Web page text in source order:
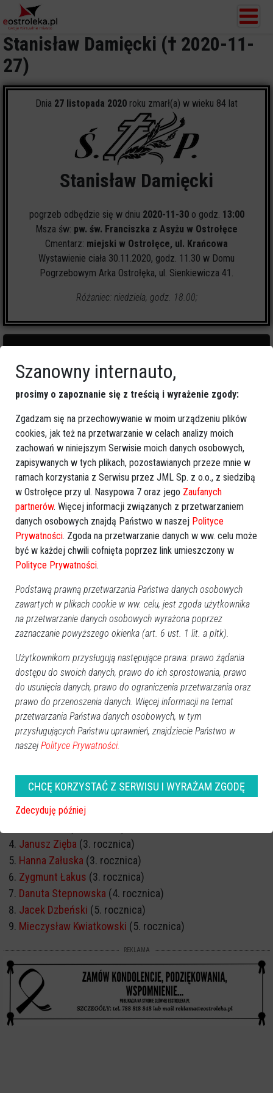
Stanisław Damięcki († 2020-11-
27)
Dnia 27 listopada 2020 roku zmarł(a) w wieku 84 lat
Stanisław Damięcki
pogrzeb odbędzie się w dniu 2020-11-30o godz. 13:00
Msza św: pw. św. Franciszka z Asyżu w Ostrołęce
Cmentarz: miejski w Ostrołęce, ul. Krańcowa
Wystawienie ciała 30.11.2020, godz. 11.30 w Domu
Pogrzebowym Arka Ostrołęka, ul. Sienkiewicza 41.
Różaniec: niedziela, godz. 18.00;
0zapalonych świeczek
🕯Zapal świeczkę ↗Udostępnij
wróć
ROCZNICA ŚMIERCI
Barbara Śniadach(1. rocznica)
Jerzy Długołęcki
Janusz Zięba (3. rocznica)
Hanna Załuska (3. rocznica)
Zygmunt Łakus (3. rocznica)
Danuta Stepnowska (4. rocznica)
Jacek Dzbeński (5. rocznica)
Mieczysław Kwiatkowski (5. rocznica)
REKLAMA
Szanowny internauto,
prosimy o zapoznanie się z treścią i wyrażenie zgody:
Zgadzam się na przechowywanie w moim urządzeniu plików
cookies, jak też na przetwarzanie w celach analizy moich
zachowań w niniejszym Serwisie moich danych osobowych,
zapisywanych w tych plikach, pozostawianych przeze mnie w
ramach korzystania z Serwisu przez JML Sp. z o.o., z siedzibą
w Ostrołęce przy ul. Nasypowa 7 oraz jego Zaufanych
partnerów. Więcej informacji związanych z przetwarzaniem
danych osobowych znajdą Państwo w naszej Polityce
Prywatności. Zgoda na przetwarzanie danych w ww. celu może
być w każdej chwili cofnięta poprzez link umieszczony w
Polityce Prywatności.
Podstawą prawną przetwarzania Państwa danych osobowych
zawartych w plikach cookie w ww. celu, jest zgoda użytkownika
na przetwarzanie danych osobowych wyrażona poprzez
zaznaczanie powyższego okienka (art. 6 ust. 1 lit. a pltk).
Użytkownikom przysługują następujące prawa: prawo żądania
dostępu do swoich danych, prawo do ich sprostowania, prawo
do usunięcia danych, prawo do ograniczenia przetwarzania oraz
prawo do przenoszenia danych. Więcej informacji na temat
przetwarzania Państwa danych osobowych, w tym
przysługujących Państwu uprawnień, znajdziecie Państwo w
naszej Polityce Prywatności.
CHCĘ KORZYSTAĆ Z SERWISU I WYRAŻAM ZGODĘ
Zdecyduję później